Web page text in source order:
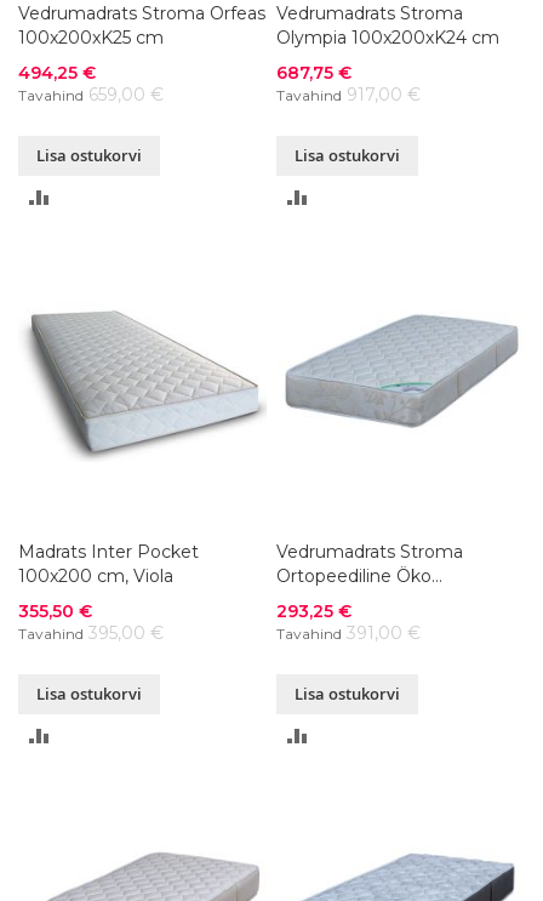
Vedrumadrats Stroma Orfeas
100x200xK25 cm
Soodushind
494,25 €
Tavahind 659,00 €
Lisa ostukorvi
Vedrumadrats Stroma
Olympia 100x200xK24 cm
Soodushind
687,75 €
Tavahind 917,00 €
Lisa ostukorvi
Madrats Inter Pocket
100x200 cm, Viola
Soodushind
355,50 €
Tavahind 395,00 €
Lisa ostukorvi
Vedrumadrats Stroma
Ortopeediline Öko
100x200xK23 cm
Soodushind
293,25 €
Tavahind 391,00 €
Lisa ostukorvi